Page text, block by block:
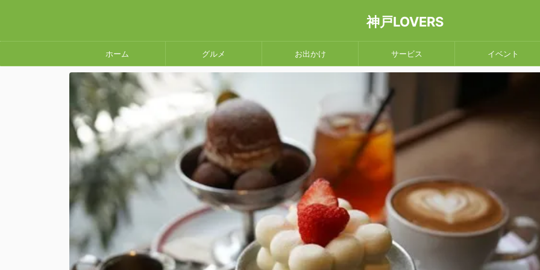
神戸LOVERS
ホーム グルメ お出かけ サービス イベント